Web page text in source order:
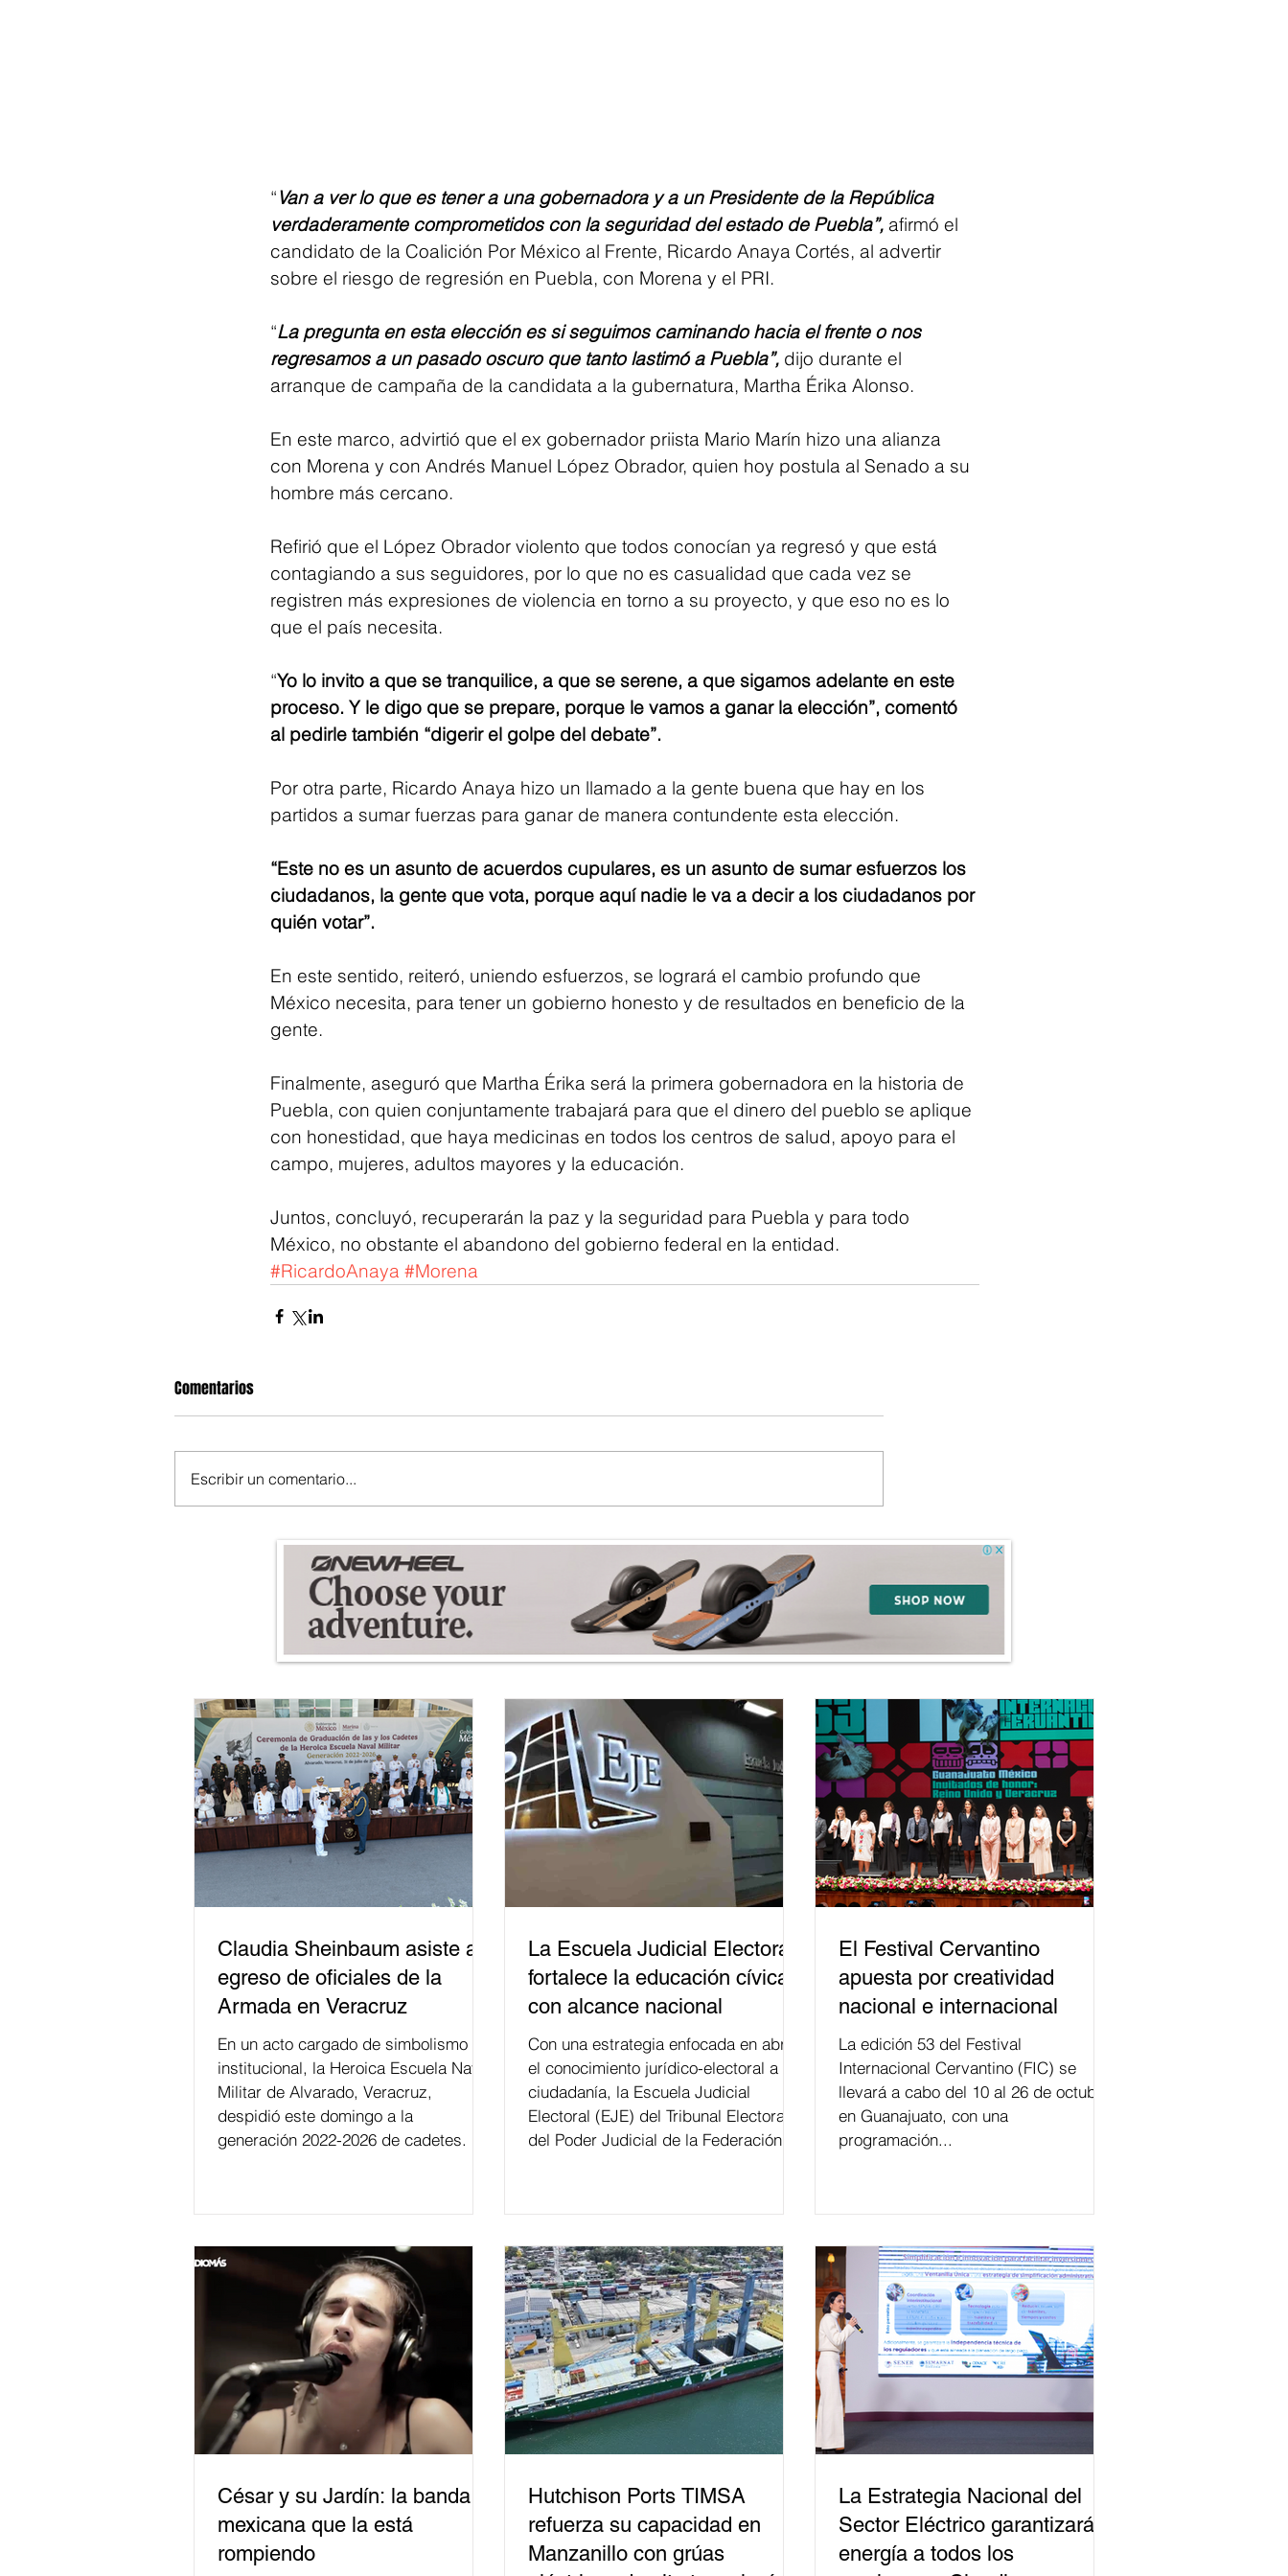
“Van a ver lo que es tener a una gobernadora y a un Presidente de la República
verdaderamente comprometidos con la seguridad del estado de Puebla”, afirmó el
candidato de la Coalición Por México al Frente, Ricardo Anaya Cortés, al advertir
sobre el riesgo de regresión en Puebla, con Morena y el PRI.
“La pregunta en esta elección es si seguimos caminando hacia el frente o nos
regresamos a un pasado oscuro que tanto lastimó a Puebla”, dijo durante el
arranque de campaña de la candidata a la gubernatura, Martha Érika Alonso.
En este marco, advirtió que el ex gobernador priista Mario Marín hizo una alianza
con Morena y con Andrés Manuel López Obrador, quien hoy postula al Senado a su
hombre más cercano.
Refirió que el López Obrador violento que todos conocían ya regresó y que está
contagiando a sus seguidores, por lo que no es casualidad que cada vez se
registren más expresiones de violencia en torno a su proyecto, y que eso no es lo
que el país necesita.
“Yo lo invito a que se tranquilice, a que se serene, a que sigamos adelante en este
proceso. Y le digo que se prepare, porque le vamos a ganar la elección”, comentó
al pedirle también “digerir el golpe del debate”.
Por otra parte, Ricardo Anaya hizo un llamado a la gente buena que hay en los
partidos a sumar fuerzas para ganar de manera contundente esta elección.
“Este no es un asunto de acuerdos cupulares, es un asunto de sumar esfuerzos los
ciudadanos, la gente que vota, porque aquí nadie le va a decir a los ciudadanos por
quién votar”.
En este sentido, reiteró, uniendo esfuerzos, se logrará el cambio profundo que
México necesita, para tener un gobierno honesto y de resultados en beneficio de la
gente.
Finalmente, aseguró que Martha Érika será la primera gobernadora en la historia de
Puebla, con quien conjuntamente trabajará para que el dinero del pueblo se aplique
con honestidad, que haya medicinas en todos los centros de salud, apoyo para el
campo, mujeres, adultos mayores y la educación.
Juntos, concluyó, recuperarán la paz y la seguridad para Puebla y para todo
México, no obstante el abandono del gobierno federal en la entidad.
#RicardoAnaya #Morena
Comentarios
Escribir un comentario...
Claudia Sheinbaum asiste a
egreso de oficiales de la
Armada en Veracruz
En un acto cargado de simbolismo
institucional, la Heroica Escuela Naval
Militar de Alvarado, Veracruz,
despidió este domingo a la
generación 2022-2026 de cadetes.
La Escuela Judicial Electoral
fortalece la educación cívica
con alcance nacional
Con una estrategia enfocada en abrir
el conocimiento jurídico-electoral a la
ciudadanía, la Escuela Judicial
Electoral (EJE) del Tribunal Electoral
del Poder Judicial de la Federación ha
relacionados con la democracia y el
del papel que ha asumido la EJE en la
difusión de la justicia electoral como
un bien público. La mayor parte de las
personas capacitadas no forma
El Festival Cervantino
apuesta por creatividad
nacional e internacional
La edición 53 del Festival
Internacional Cervantino (FIC) se
llevará a cabo del 10 al 26 de octubre
en Guanajuato, con una
programación...
César y su Jardín: la banda
mexicana que la está
rompiendo
Hutchison Ports TIMSA
refuerza su capacidad en
Manzanillo con grúas
La Estrategia Nacional del
Sector Eléctrico garantizará
energía a todos los